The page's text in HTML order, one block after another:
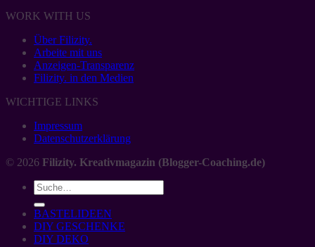
WORK WITH US
Über Filizity.
Arbeite mit uns
Anzeigen-Transparenz
Filizity. in den Medien
WICHTIGE LINKS
Impressum
Datenschutzerklärung
© 2026 Filizity. Kreativmagazin (Blogger-Coaching.de)
BASTELIDEEN
DIY GESCHENKE
DIY DEKO